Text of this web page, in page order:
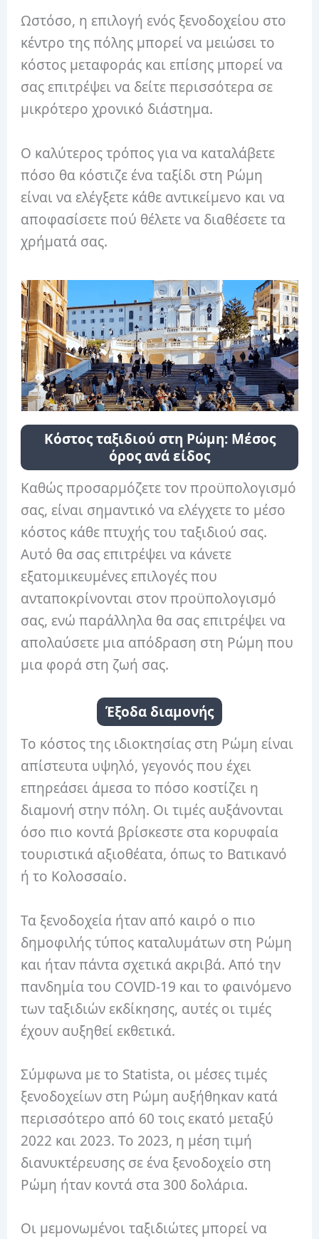
Ωστόσο, η επιλογή ενός ξενοδοχείου στο
κέντρο της πόλης μπορεί να μειώσει το
κόστος μεταφοράς και επίσης μπορεί να
σας επιτρέψει να δείτε περισσότερα σε
μικρότερο χρονικό διάστημα.
Ο καλύτερος τρόπος για να καταλάβετε
πόσο θα κόστιζε ένα ταξίδι στη Ρώμη
είναι να ελέγξετε κάθε αντικείμενο και να
αποφασίσετε πού θέλετε να διαθέσετε τα
χρήματά σας.
Κόστος ταξιδιού στη Ρώμη: Μέσος
όρος ανά είδος
Καθώς προσαρμόζετε τον προϋπολογισμό
σας, είναι σημαντικό να ελέγχετε το μέσο
κόστος κάθε πτυχής του ταξιδιού σας.
Αυτό θα σας επιτρέψει να κάνετε
εξατομικευμένες επιλογές που
ανταποκρίνονται στον προϋπολογισμό
σας, ενώ παράλληλα θα σας επιτρέψει να
απολαύσετε μια απόδραση στη Ρώμη που
μια φορά στη ζωή σας.
Έξοδα διαμονής
Το κόστος της ιδιοκτησίας στη Ρώμη είναι
απίστευτα υψηλό, γεγονός που έχει
επηρεάσει άμεσα το πόσο κοστίζει η
διαμονή στην πόλη. Οι τιμές αυξάνονται
όσο πιο κοντά βρίσκεστε στα κορυφαία
τουριστικά αξιοθέατα, όπως το Βατικανό
ή το Κολοσσαίο.
Τα ξενοδοχεία ήταν από καιρό ο πιο
δημοφιλής τύπος καταλυμάτων στη Ρώμη
και ήταν πάντα σχετικά ακριβά. Από την
πανδημία του COVID-19 και το φαινόμενο
των ταξιδιών εκδίκησης, αυτές οι τιμές
έχουν αυξηθεί εκθετικά.
Σύμφωνα με το Statista, οι μέσες τιμές
ξενοδοχείων στη Ρώμη αυξήθηκαν κατά
περισσότερο από 60 τοις εκατό μεταξύ
2022 και 2023. Το 2023, η μέση τιμή
διανυκτέρευσης σε ένα ξενοδοχείο στη
Ρώμη ήταν κοντά στα 300 δολάρια.
Οι μεμονωμένοι ταξιδιώτες μπορεί να